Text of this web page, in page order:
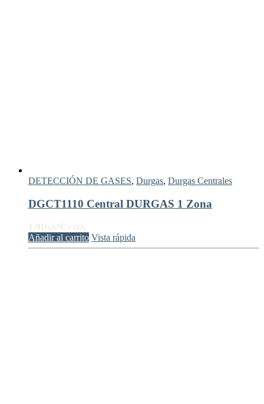
DETECCIÓN DE GASES, Durgas, Durgas Centrales
DGCT1110 Central DURGAS 1 Zona
1.016,67€ + IVA
Añadir al carrito Vista rápida